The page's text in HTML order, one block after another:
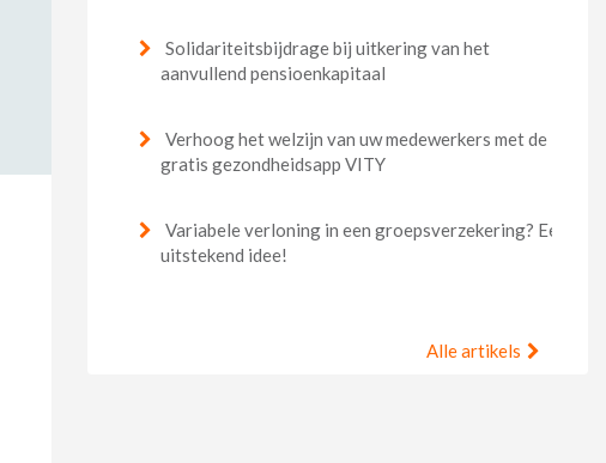
Solidariteitsbijdrage bij uitkering van het
aanvullend pensioenkapitaal
Verhoog het welzijn van uw medewerkers met de
gratis gezondheidsapp VITY
Variabele verloning in een groepsverzekering? Een
uitstekend idee!
Alle artikels